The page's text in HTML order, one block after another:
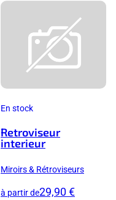
En stock
Retroviseur
interieur
Miroirs & Rétroviseurs
à partir de29,90 €